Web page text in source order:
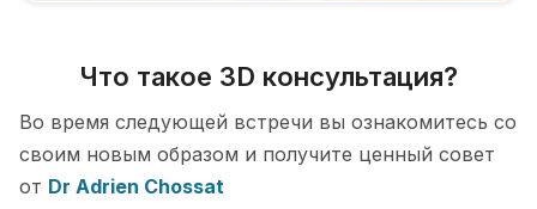
Что такое 3D консультация?
Во время следующей встречи вы ознакомитесь со
своим новым образом и получите ценный совет
от Dr Adrien Chossat